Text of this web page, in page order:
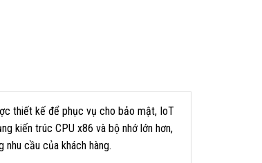
thiết kế để phục vụ cho bảo mật, IoT
kiến trúc CPU x86 và bộ nhớ lớn hơn,
cầu của khách hàng.